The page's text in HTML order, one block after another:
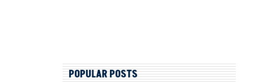
POPULAR POSTS